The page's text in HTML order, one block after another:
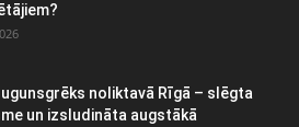
noliktavā Rīgā – slēgta
un izsludināta augstākā